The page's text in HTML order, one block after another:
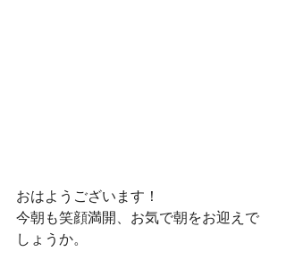
おはようございます！
今朝も笑顔満開、お気で朝をお迎えで
しょうか。